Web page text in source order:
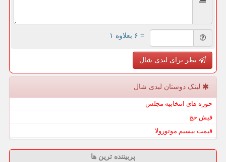
= ۶ بعلاوه ۱
نظر برای لیدی شال
لینک دوستان لیدی شال
حوزه های انتخابیه مجلس
فیش حج
قیمت بیسیم موتورولا
پربیننده ترین ها